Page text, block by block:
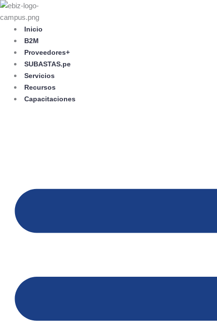
Skip
to
content
Inicio
B2M
Proveedores+
SUBASTAS.pe
Servicios
Recursos
Capacitaciones